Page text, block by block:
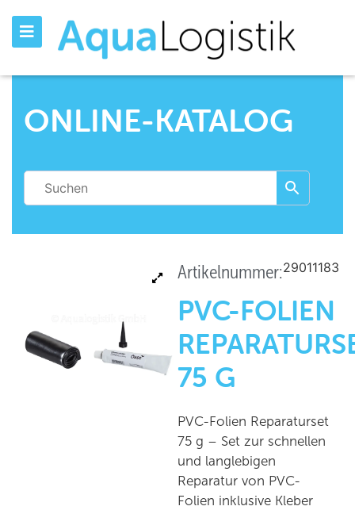
ONLINE-KATALOG
Artikelnummer:29011183
PVC-FOLIEN
75 G
PVC-Folien Reparaturset
75 g – Set zur schnellen
und langlebigen
Reparatur von PVC-
Folien inklusive Kleber